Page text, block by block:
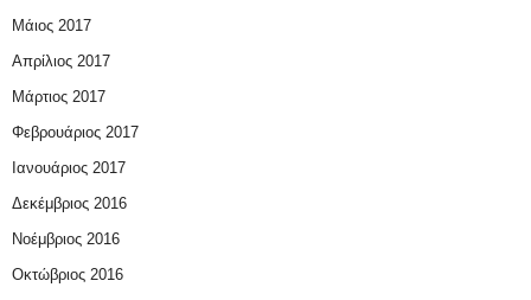
Μάιος 2017
Απρίλιος 2017
Μάρτιος 2017
Φεβρουάριος 2017
Ιανουάριος 2017
Δεκέμβριος 2016
Νοέμβριος 2016
Οκτώβριος 2016